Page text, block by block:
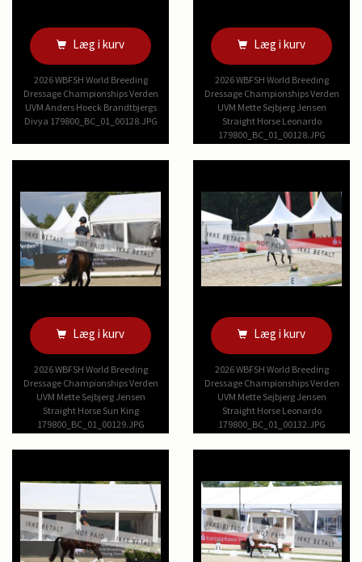
Læg i kurv
2026 WBFSH World Breeding
Dressage Championships Verden
UVM Anders Hoeck Brandtbjergs
Divya 179800_BC_01_00128.JPG
Læg i kurv
2026 WBFSH World Breeding
Dressage Championships Verden
UVM Mette Sejbjerg Jensen
Straight Horse Leonardo
179800_BC_01_00128.JPG
Læg i kurv
2026 WBFSH World Breeding
Dressage Championships Verden
UVM Mette Sejbjerg Jensen
Straight Horse Sun King
179800_BC_01_00129.JPG
Læg i kurv
2026 WBFSH World Breeding
Dressage Championships Verden
UVM Mette Sejbjerg Jensen
Straight Horse Leonardo
179800_BC_01_00132.JPG